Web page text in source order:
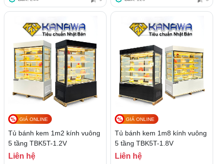
GIÁ ONLINE
Tủ bánh kem 1m2 kính vuông
5 tầng TBK5T-1.2V
Liên hệ
GIÁ ONLINE
Tủ bánh kem 1m8 kính vuông
5 tầng TBK5T-1.8V
Liên hệ